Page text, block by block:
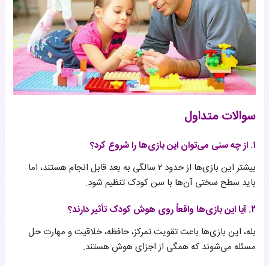
سوالات متداول
۱. از چه سنی می‌توان این بازی‌ها را شروع کرد؟
بیشتر این بازی‌ها از حدود ۲ سالگی به بعد قابل انجام هستند، اما
باید سطح سختی آن‌ها با سن کودک تنظیم شود.
۲. آیا این بازی‌ها واقعاً روی هوش کودک تأثیر دارند؟
بله، این بازی‌ها باعث تقویت تمرکز، حافظه، خلاقیت و مهارت حل
مسئله می‌شوند که همگی از اجزای هوش هستند.